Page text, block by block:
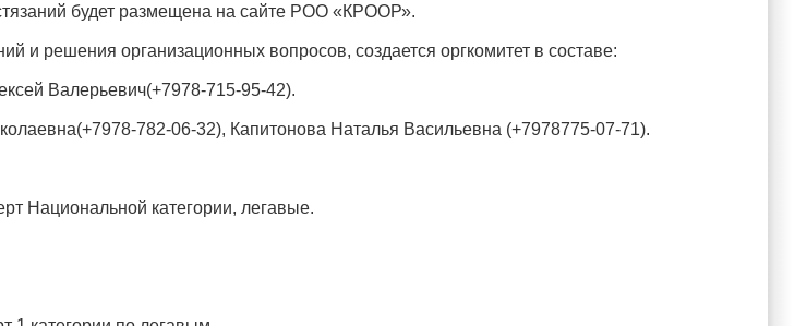
будет размещена на сайте РОО «КРООР».
и решения организационных вопросов, создается оргкомитет в составе:
Валерьевич(+7978-715-95-42).
782-06-32), Капитонова Наталья Васильевна (+7978775-07-71).
Национальной категории, легавые.